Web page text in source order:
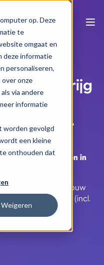
op. Deze
te
omgaat en
deze informatie
personaliseren,
onze
via andere
informatie
worden gevolgd
een kleine
onthouden dat
Weigeren
gratis
en krijg
ons
slaan de handen in
en ontvang jouw
opleidingsaanbod (incl.